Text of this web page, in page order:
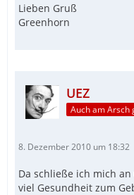
Lieben Gruß
Greenhorn
UEZ
8. Dezember 2010 um 18:32
Da schließe ich mich
viel Gesundheit zum